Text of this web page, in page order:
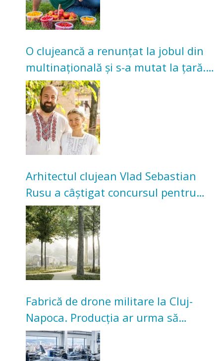
O clujeancă a renunțat la jobul din
multinațională și s-a mutat la țară.
Acum cultivă legume în grădina
bunicilor
Arhitectul clujean Vlad Sebastian
Rusu a câștigat concursul pentru
transformarea Grădinii Casei
Universitarilor
Fabrică de drone militare la Cluj-
Napoca. Producția ar urma să
înceapă în toamna acestui an